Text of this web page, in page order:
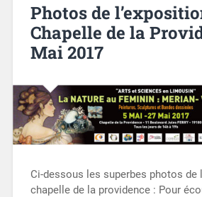
Photos de
Chapelle de la
Mai 2017
Ci-dessous les superbes photos de
chapelle de la providence : Pour